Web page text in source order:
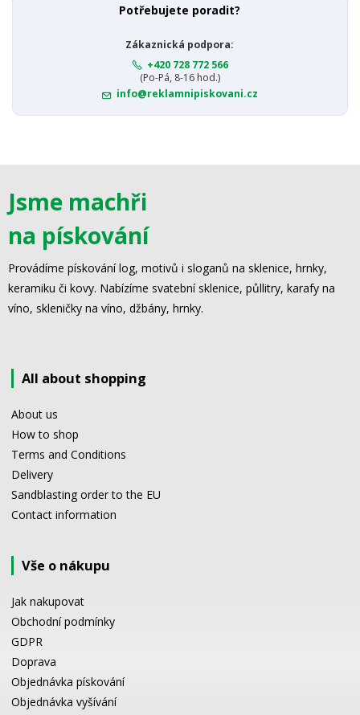
Potřebujete poradit?
Zákaznická podpora:
+420 728 772 566
(Po-Pá, 8-16 hod.)
info@reklamnipiskovani.cz
Jsme machři
na pískování
Provádíme pískování log, motivů i sloganů na sklenice, hrnky,
keramiku či kovy. Nabízíme svatební sklenice, půllitry, karafy na
víno, skleničky na víno, džbány, hrnky.
All about shopping
About us
How to shop
Terms and Conditions
Delivery
Sandblasting order to the EU
Contact information
Vše o nákupu
Jak nakupovat
Obchodní podmínky
GDPR
Doprava
Objednávka pískování
Objednávka vyšívání